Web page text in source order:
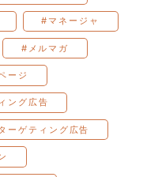
#マネージャ
#メルマガ
ージ
ング広告
ーゲティング広告